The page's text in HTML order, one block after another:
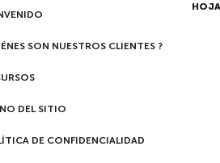
SON NUESTROS CLIENTES ?
DEL SITIO
DE CONFIDENCIALIDAD